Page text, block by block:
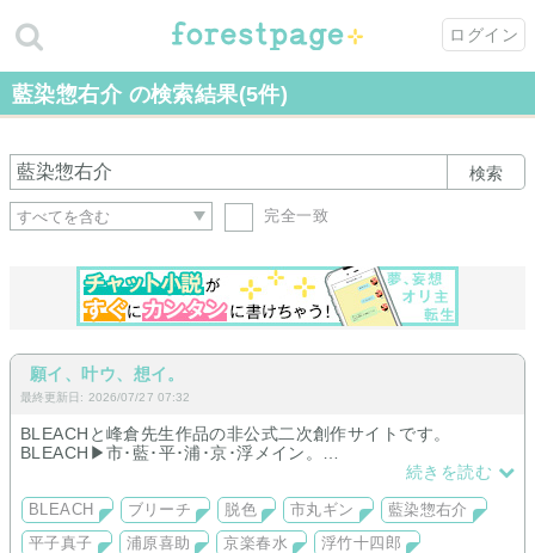
ログイン
藍染惣右介 の検索結果(5件)
検索
完全一致
願イ、叶ウ、想イ。
最終更新日: 2026/07/27 07:32
BLEACHと峰倉先生作品の非公式二次創作サイトです。
BLEACH▶︎市･藍･平･浦･京･浮メイン。
続きを読む
BLEACH ブリーチ 脱色 市丸ギン
藍染惣右介
平子真子
浦原喜助 京楽春水
浮竹十四郎